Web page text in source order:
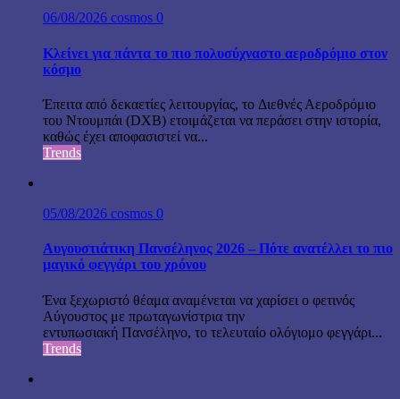
06/08/2026 cosmos 0
Κλείνει για πάντα το πιο πολυσύχναστο αεροδρόμιο στον
κόσμο
Έπειτα από δεκαετίες λειτουργίας, το Διεθνές Αεροδρόμιο
του Ντουμπάι (DXB) ετοιμάζεται να περάσει στην ιστορία,
καθώς έχει αποφασιστεί να...
Trends
05/08/2026 cosmos 0
Αυγουστιάτικη Πανσέληνος 2026 – Πότε ανατέλλει το πιο
μαγικό φεγγάρι του χρόνου
Ένα ξεχωριστό θέαμα αναμένεται να χαρίσει ο φετινός
Αύγουστος με πρωταγωνίστρια την
εντυπωσιακή Πανσέληνο, το τελευταίο ολόγιομο φεγγάρι...
Trends